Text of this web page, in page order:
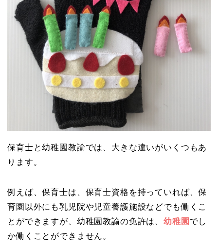
保育士と幼稚園教諭では、大きな違いがいくつもあ
ります。
例えば、保育士は、保育士資格を持っていれば、保
育園以外にも乳児院や児童養護施設などでも働くこ
とができますが、幼稚園教諭の免許は、幼稚園 でし
か働くことができません。